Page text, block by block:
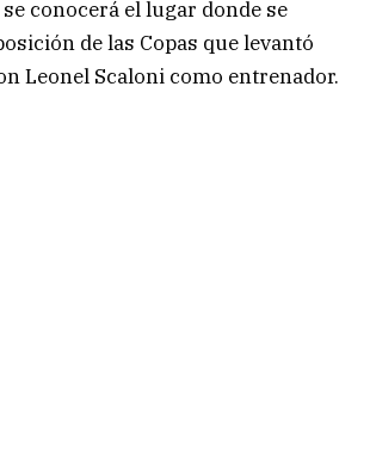
conocerá el lugar donde se
de las Copas que levantó
Leonel Scaloni como entrenador.